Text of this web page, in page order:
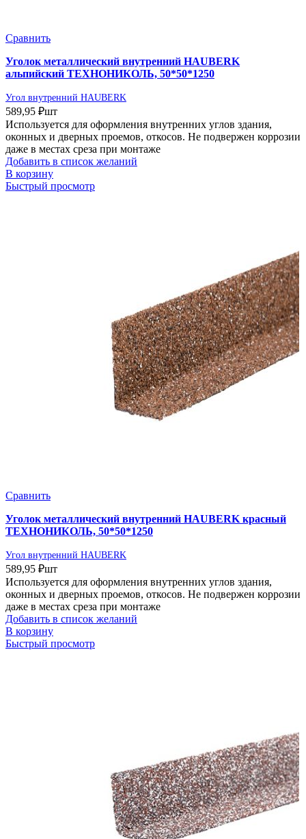
Сравнить
Уголок металлический внутренний HAUBERK
альпийский ТЕХНОНИКОЛЬ, 50*50*1250
Угол внутренний HAUBERK
589,95 ₽шт
Используется для оформления внутренних углов здания,
оконных и дверных проемов, откосов. Не подвержен коррозии
даже в местах среза при монтаже
Добавить в список желаний
В корзину
Быстрый просмотр
Сравнить
Уголок металлический внутренний HAUBERK красный
ТЕХНОНИКОЛЬ, 50*50*1250
Угол внутренний HAUBERK
589,95 ₽шт
Используется для оформления внутренних углов здания,
оконных и дверных проемов, откосов. Не подвержен коррозии
даже в местах среза при монтаже
Добавить в список желаний
В корзину
Быстрый просмотр